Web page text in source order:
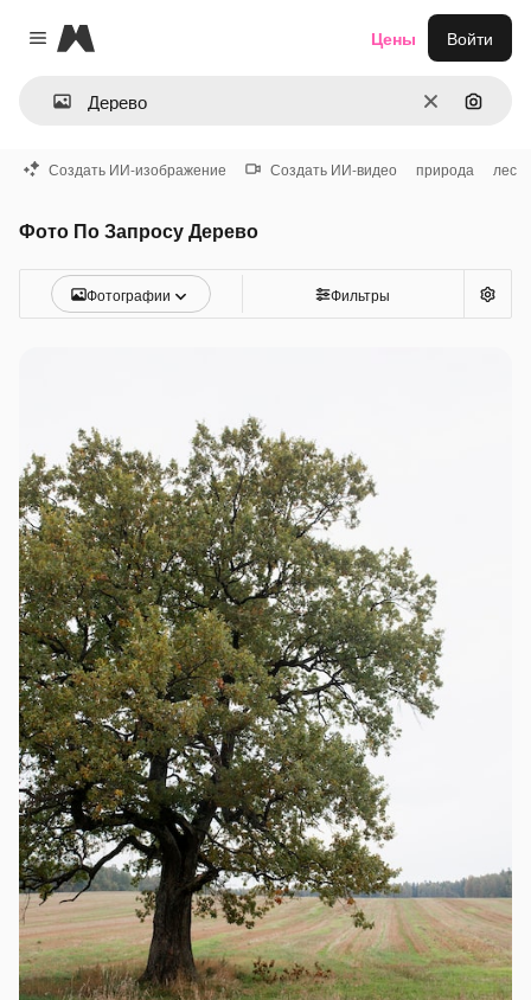
Close menu
Magnific
ОчиститьПоиск
Цены Войти
Создать ИИ-изображение Создать ИИ-видео природа лес
Фото По Запросу Дерево
Фотографии Фильтры